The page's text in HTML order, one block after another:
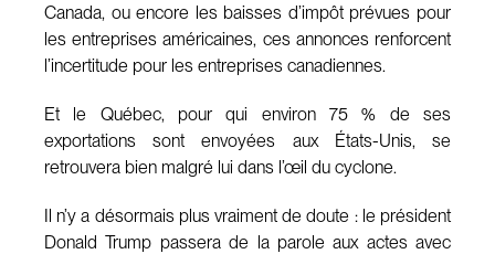
Canada, ou encore les baisses d’impôt prévues pour
les entreprises américaines, ces annonces renforcent
l’incertitude pour les entreprises canadiennes.
Et le Québec, pour qui environ 75 % de ses
exportations sont envoyées aux États-Unis, se
retrouvera bien malgré lui dans l’œil du cyclone.
Il n’y a désormais plus vraiment de doute : le président
Donald Trump passera de la parole aux actes avec